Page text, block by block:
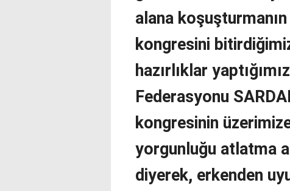
alana
kongresini
hazırlıklar
Federasyonu
kongresinin
yorgunluğu atlatma
diyerek, erkenden